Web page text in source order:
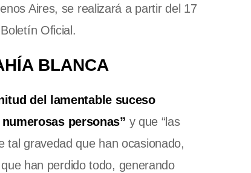
Aires, se realizará a partir del 17
Oficial.
BLANCA
del lamentable suceso
personas” y que “las
tal gravedad que han ocasionado,
han perdido todo, generando